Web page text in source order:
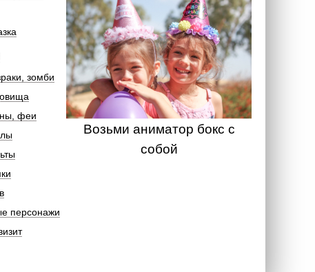
зомби
феи
персонажи
Возьми аниматор бокс с
собой